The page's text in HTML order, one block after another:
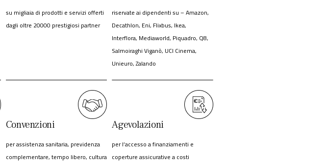
su migliaia di prodotti e servizi offerti
dagli oltre 20000 prestigiosi partner
riservate ai dipendenti su – Amazon,
Decathlon, Eni, Flixbus, Ikea,
Interflora, Mediaworld, Piquadro, Q8,
Salmoiraghi Viganò, UCI Cinema,
Unieuro, Zalando
Convenzioni
per assistenza sanitaria, previdenza
complementare, tempo libero, cultura
Agevolazioni
per l’accesso a finanziamenti e
coperture assicurative a costi